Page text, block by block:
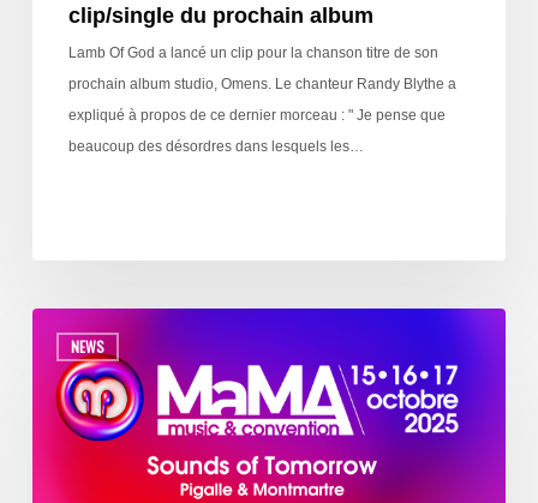
clip/single du prochain album
Lamb Of God a lancé un clip pour la chanson titre de son
prochain album studio, Omens. Le chanteur Randy Blythe a
expliqué à propos de ce dernier morceau : " Je pense que
beaucoup des désordres dans lesquels les…
NEWS